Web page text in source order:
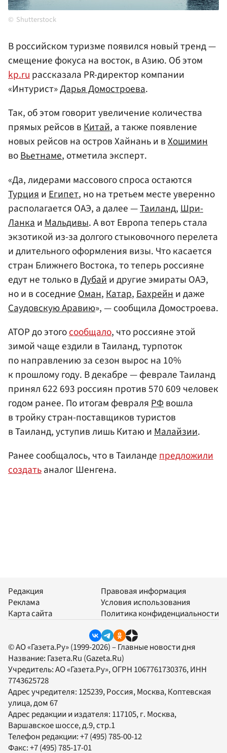
Shutterstock
В российском туризме появился новый тренд —
смещение фокуса на восток, в Азию. Об этом
kp.ruрассказала PR-директор компании
«Интурист»Дарья Домостроева.
Так, об этом говорит увеличение количества
прямых рейсов вКитай, а также появление
новых рейсов на остров Хайнань и вХошимин
воВьетнаме, отметила эксперт.
«Да, лидерами массового спроса остаются
Турция и Египет, но на третьем месте уверенно
располагается ОАЭ, а далее —Таиланд, Шри-
Ланка и Мальдивы. А вот Европа теперь стала
экзотикой из-за долгого стыковочного перелета
и длительного оформления визы. Что касается
стран Ближнего Востока, то теперь россияне
едут не только вДубай и другие эмираты ОАЭ,
но и в соседние Оман, Катар, Бахрейн и даже
Саудовскую Аравию», — сообщила Домостроева.
АТОР до этогосообщало, что россияне этой
зимой чаще ездили в Таиланд, турпоток
по направлению за сезон вырос на 10%
к прошлому году. В декабре — феврале Таиланд
принял 622 693 россиян против 570 609 человек
годом ранее. По итогам февраляРФвошла
в тройку стран-поставщиков туристов
в Таиланд, уступив лишь Китаю иМалайзии.
Ранее сообщалось, что в Таиландепредложили
создатьаналог Шенгена.
Редакция
Реклама
Карта сайта
Правовая информация
Условия использования
Политика конфиденциальности
© АО «Газета.Ру» (1999-2026) – Главные новости дня
Название: Газета.Ru (Gazeta.Ru)
Учредитель:АО «Газета.Ру», ОГРН 1067761730376, ИНН
7743625728
Адрес учредителя: 125239, Россия, Москва, Коптевская
улица, дом 67
Адрес редакции и издателя: 117105, г. Москва,
Варшавское шоссе, д.9, стр.1
Телефон редакции:+7 (495) 785-00-12
Факс:+7 (495) 785-17-01